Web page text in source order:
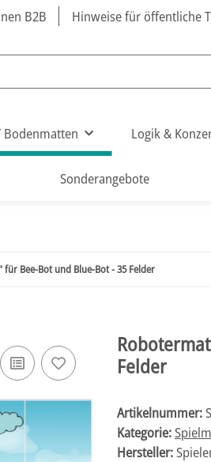
B2B Hinweise für öffentliche
Logik &
Sonderangebote
Bee-Bot und Blue-Bot - 35 Felder
Felder
Artikelnummer:
Kategorie:
Hersteller: